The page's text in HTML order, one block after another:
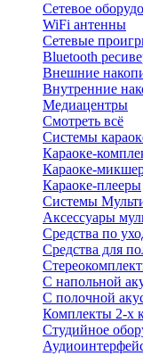
Сетевое
WiFi антенны
Сетевые
Bluetooth
Внешние
Внутренние
Медиацентры
Смотреть всё
Системы
Караоке-
Караоке-
Караоке-плееры
Системы
Аксессуары
Средства по
Средства для
C напольной
C полочной
Комплекты 2-х
Студийное